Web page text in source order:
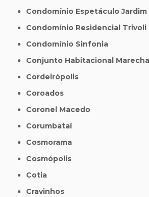
Condomínio Espetáculo
Condomínio Residencial Trivoli
Condomínio Sinfonia
Conjunto Habitacional
Cordeirópolis
Coroados
Coronel Macedo
Corumbataí
Cosmorama
Cosmópolis
Cotia
Cravinhos